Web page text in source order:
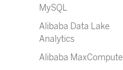
MySQL
Alibaba Data Lake
Analytics
Alibaba MaxCompute